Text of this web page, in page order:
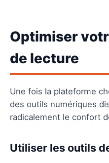
Optimiser
de lecture
Une fois la plateforme
des outils numériques
radicalement le confort
Utiliser les outils